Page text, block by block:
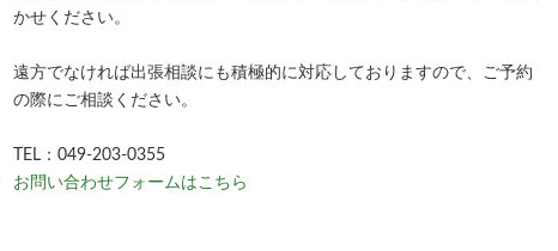
かせください。
遠方でなければ出張相談にも積極的に対応しておりますので、ご予約
の際にご相談ください。
TEL：049-203-0355
お問い合わせフォームはこちら